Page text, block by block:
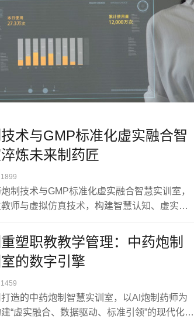
术与GMP标准化虚实融合智
炼未来制药匠
1899
制技术与GMP标准化虚实融合智慧实训室，
师与虚拟仿真技术，构建智慧认知、虚实融
风险、难量化”等教学痛点。通过全流程虚拟预
无缝衔接，培养学生规范操作、工艺创新及
为中药产业输送兼具传统匠心与现代匠能的
人才。
塑职教教学管理：中药炮制
的数字引擎
1459
造的中药炮制智慧实训室，以AI炮制药师为
“虚实融合、数据驱动、标准引领”的现代化教